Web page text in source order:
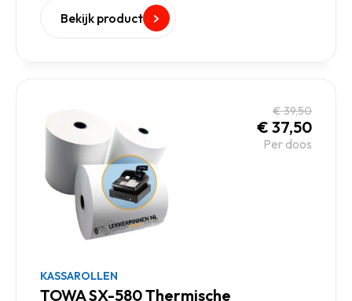
Bekijk product
€39,50
€ 37,50
Per doos
KASSAROLLEN
TOWA SX-580 Thermische